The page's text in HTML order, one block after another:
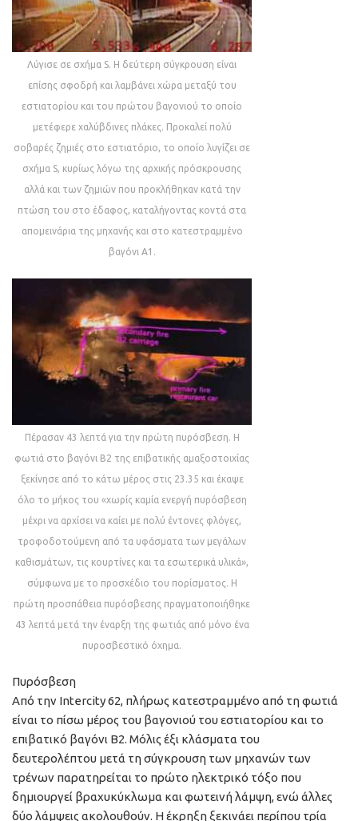
Λύγισε σε σχήμα S. Η δεύτερη σύγκρουση είναι
επίσης σφοδρή και λαμβάνει χώρα μεταξύ του
εστιατορίου και του πρώτου βαγονιού το οποίο
μετέφερε χαλύβδινες πλάκες. Προκαλεί πολύ
σοβαρές ζημιές στο εστιατόριο, το οποίο λυγίζει σε
σχήμα S, κυρίως λόγω της αρχικής πρόσκρουσης
αλλά και των ζημιών που προκλήθηκαν κατά την
πτώση του στο έδαφος, καταλήγοντας κοντά στα
απομεινάρια της μηχανής και στο κατεστραμμένο
βαγόνι Α1.
Πέρασαν 43 λεπτά για την πρώτη πυρόσβεση. Η
φωτιά στο βαγόνι Β2 της επιβατικής αμαξοστοιχίας
ξεκίνησε από το κάτω μέρος στις 23.35 και έκαψε
όλο το μήκος του «χωρίς καμία ενεργή πυρόσβεση
μέχρι να αρχίσει να καίει με πολύ έντονες φλόγες,
τροφοδοτούμενη από τα υφάσματα των μεγάλων
καθισμάτων, τις κουρτίνες και τα εσωτερικά υλικά»,
σύμφωνα με το προσχέδιο του πορίσματος. Η
πρώτη προσπάθεια πυρόσβεσης πραγματοποιήθηκε
43 λεπτά μετά την έναρξη της φωτιάς από μόνο ένα
πυροσβεστικό όχημα.
Πυρόσβεση
Από την Intercity 62, πλήρως κατεστραμμένο από τη φωτιά
είναι το πίσω μέρος του βαγονιού του εστιατορίου και το
επιβατικό βαγόνι Β2. Μόλις έξι κλάσματα του
δευτερολέπτου μετά τη σύγκρουση των μηχανών των
τρένων παρατηρείται το πρώτο ηλεκτρικό τόξο που
δημιουργεί βραχυκύκλωμα και φωτεινή λάμψη, ενώ άλλες
δύο λάμψεις ακολουθούν. Η έκρηξη ξεκινάει περίπου τρία